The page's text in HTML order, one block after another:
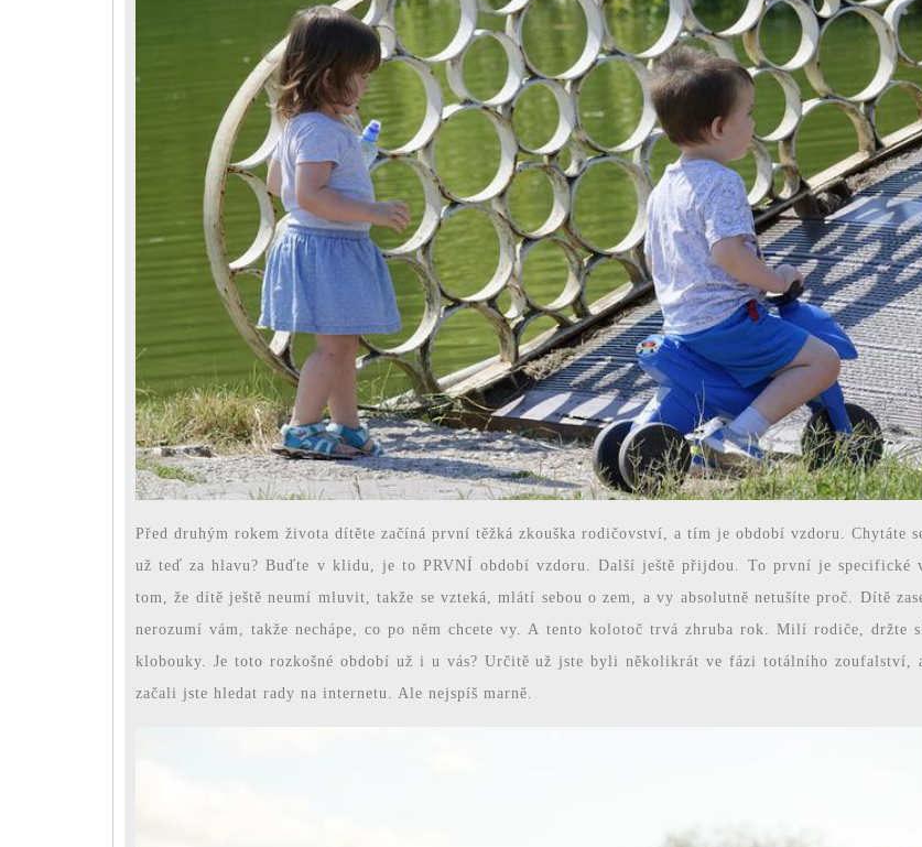
Před druhým rokem života dítěte začíná první těžká zkouška rodičovství, a tím je období vzdoru. Chytáte
už teď za hlavu? Buďte v klidu, je to PRVNÍ období vzdoru. Další ještě přijdou. To první je specifické
tom, že dítě ještě neumí mluvit, takže se vzteká, mlátí sebou o zem, a vy absolutně netušíte proč. Dítě
nerozumí vám, takže nechápe, co po něm chcete vy. A tento kolotoč trvá zhruba rok. Milí rodiče, držte
klobouky. Je toto rozkošné období už i u vás? Určitě už jste byli několikrát ve fázi totálního zoufalství,
začali jste hledat rady na internetu. Ale nejspíš marně.